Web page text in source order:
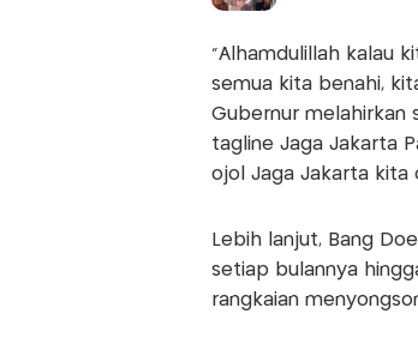
"Alhamdulillah kalau
semua kita benahi,
Gubernur melahirkan
tagline Jaga Jakarta
ojol Jaga Jakarta kita
Lebih lanjut, Bang
setiap bulannya
rangkaian